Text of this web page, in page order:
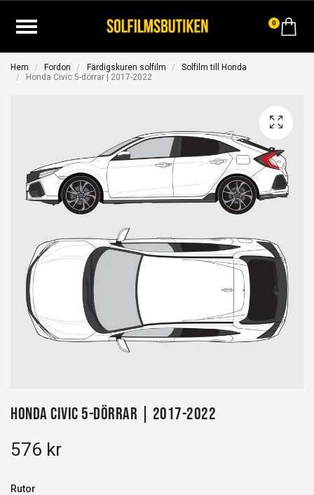
0
Hem Fordon Färdigskuren solfilm
Solfilm till Honda
Honda Civic 5-dörrar | 2017-2022
Honda Civic 5-dörrar | 2017-2022
576 kr
Rutor